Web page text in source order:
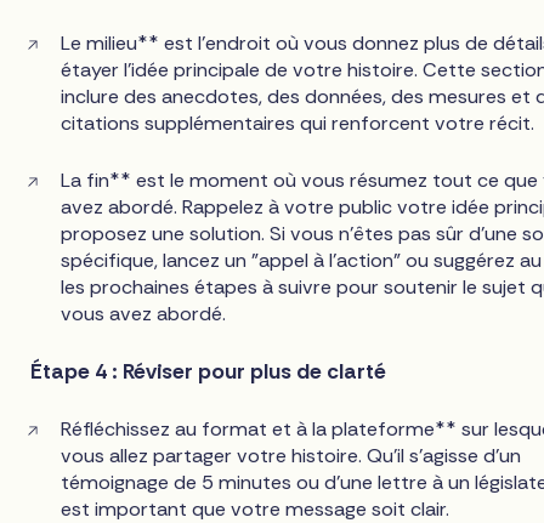
Le milieu** est l'endroit où vous donnez plus de
étayer l'idée principale de votre histoire. Cette
inclure des anecdotes, des données, des mesures et
citations supplémentaires qui renforcent votre récit.
La fin** est le moment où vous résumez tout ce que
avez abordé. Rappelez à votre public votre idée
proposez une solution. Si vous n'êtes pas sûr d'une
spécifique, lancez un "appel à l'action" ou suggérez
les prochaines étapes à suivre pour soutenir le sujet
vous avez abordé.
Étape 4 : Réviser pour plus de clarté
Réfléchissez au format et à la plateforme** sur
vous allez partager votre histoire. Qu'il s'agisse d'un
témoignage de 5 minutes ou d'une lettre à un
est important que votre message soit clair.